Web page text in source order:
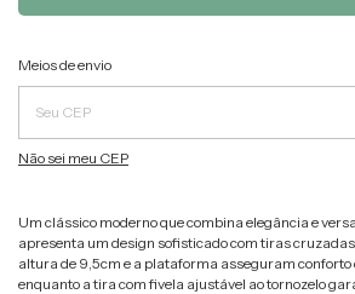
Entregas para o CEP:
Meios de envio
Não sei meu CEP
Um clássico moderno que combina elegância e
apresenta um design sofisticado com tiras
altura de 9,5cm e a plataforma asseguram conforto
enquanto a tira com fivela ajustável ao tornozelo